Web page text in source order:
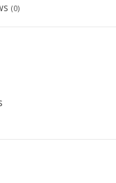
(0)